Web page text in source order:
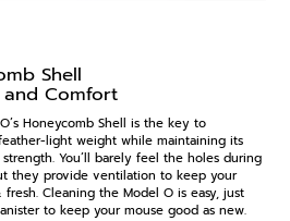
Shell
and Comfort
Honeycomb Shell is the key to
light weight while maintaining its
You’ll barely feel the holes during
they provide ventilation to keep your
fresh. Cleaning the Model O is easy, just
to keep your mouse good as new.